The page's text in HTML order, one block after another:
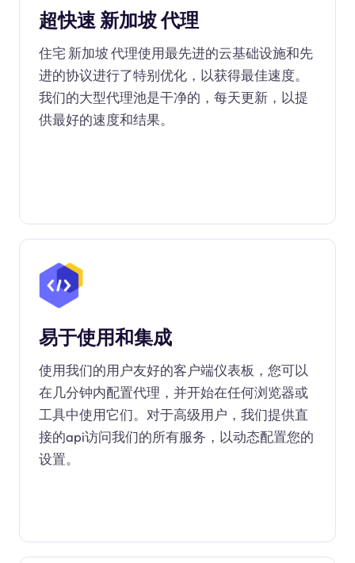
超快速 新加坡 代理
住宅 新加坡 代理使用最先进的云基础设施和先
进的协议进行了特别优化，以获得最佳速度。
我们的大型代理池是干净的，每天更新，以提
供最好的速度和结果。
易于使用和集成
使用我们的用户友好的客户端仪表板，您可以
在几分钟内配置代理，并开始在任何浏览器或
工具中使用它们。对于高级用户，我们提供直
接的api访问我们的所有服务，以动态配置您的
设置。